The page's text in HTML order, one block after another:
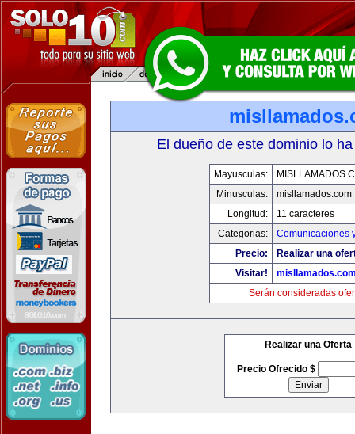
El dueño de este dominio lo
Mayusculas:
Minusculas:
misllamados.com
Longitud:
11 caracteres
Categorias:
Comunicaciones
Precio:
Realizar una
Visitar!
Serán consideradas
Realizar una Oferta
Precio Ofrecido $